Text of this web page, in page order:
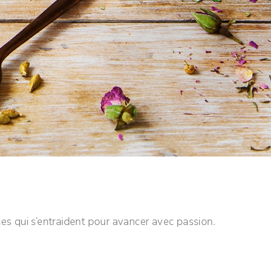
qui s’entraident pour avancer avec passion.